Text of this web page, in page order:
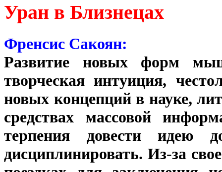
Уран в Близнецах
Френсис Сакоян:
Развитие новых форм
творческая интуиция,
новых концепций в науке,
средствах массовой
терпения довести идею
дисциплинировать. Из-за